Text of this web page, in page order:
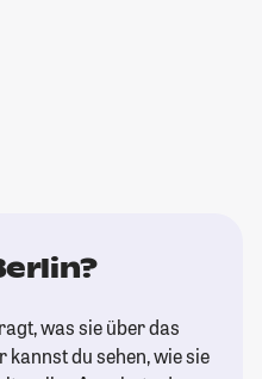
was sie über das
kannst du sehen, wie sie